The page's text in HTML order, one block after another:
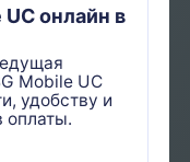
онлайн в
Mobile UC
удобству и
оплаты.